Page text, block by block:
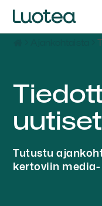
uutiset
Tutustu
kertoviin